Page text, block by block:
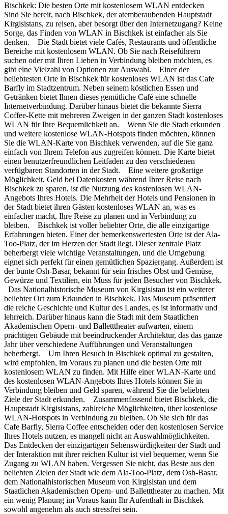
Bischkek: Die besten Orte mit kostenlosem WLAN entdecken
Sind Sie bereit, nach Bischkek, der atemberaubenden Hauptstadt
Kirgisistans, zu reisen, aber besorgt über den Internetzugang? Keine
Sorge, das Finden von WLAN in Bischkek ist einfacher als Sie
denken. Die Stadt bietet viele Cafés, Restaurants und öffentliche
Bereiche mit kostenlosem WLAN. Ob Sie nach Reiseführern
suchen oder mit Ihren Lieben in Verbindung bleiben möchten, es
gibt eine Vielzahl von Optionen zur Auswahl. Einer der
beliebtesten Orte in Bischkek für kostenloses WLAN ist das Cafe
Barfly im Stadtzentrum. Neben seinem köstlichen Essen und
Getränken bietet Ihnen dieses gemütliche Café eine schnelle
Internetverbindung. Darüber hinaus bietet die bekannte Sierra
Coffee-Kette mit mehreren Zweigen in der ganzen Stadt kostenloses
WLAN für Ihre Bequemlichkeit an. Wenn Sie die Stadt erkunden
und weitere kostenlose WLAN-Hotspots finden möchten, können
Sie die WLAN-Karte von Bischkek verwenden, auf die Sie ganz
einfach von Ihrem Telefon aus zugreifen können. Die Karte bietet
einen benutzerfreundlichen Leitfaden zu den verschiedenen
verfügbaren Standorten in der Stadt. Eine weitere großartige
Möglichkeit, Geld bei Datenkosten während Ihrer Reise nach
Bischkek zu sparen, ist die Nutzung des kostenlosen WLAN-
Angebots Ihres Hotels. Die Mehrheit der Hotels und Pensionen in
der Stadt bietet ihren Gästen kostenloses WLAN an, was es
einfacher macht, Ihre Reise zu planen und in Verbindung zu
bleiben. Bischkek ist voller beliebter Orte, die alle einzigartige
Erfahrungen bieten. Einer der bemerkenswertesten Orte ist der Ala-
Too-Platz, der im Herzen der Stadt liegt. Dieser zentrale Platz
beherbergt viele wichtige Veranstaltungen, und die Umgebung
eignet sich perfekt für einen gemütlichen Spaziergang. Außerdem ist
der bunte Osh-Basar, bekannt für sein frisches Obst und Gemüse,
Gewürze und Textilien, ein Muss für jeden Besucher von Bischkek.
Das Nationalhistorische Museum von Kirgisistan ist ein weiterer
beliebter Ort zum Erkunden in Bischkek. Das Museum präsentiert
die reiche Geschichte und Kultur des Landes, es ist informativ und
lehrreich. Darüber hinaus kann die Stadt mit dem Staatlichen
Akademischen Opern- und Balletttheater aufwarten, einem
prächtigen Gebäude mit beeindruckender Architektur, das das ganze
Jahr über verschiedene Aufführungen und Veranstaltungen
beherbergt. Um Ihren Besuch in Bischkek optimal zu gestalten,
wird empfohlen, im Voraus zu planen und die besten Orte mit
kostenlosem WLAN zu finden. Mit Hilfe einer WLAN-Karte und
des kostenlosen WLAN-Angebots Ihres Hotels können Sie in
Verbindung bleiben und Geld sparen, während Sie die beliebten
Ziele der Stadt erkunden. Zusammenfassend bietet Bischkek, die
Hauptstadt Kirgisistans, zahlreiche Möglichkeiten, über kostenlose
WLAN-Hotspots in Verbindung zu bleiben. Ob Sie sich für das
Cafe Barfly, Sierra Coffee entscheiden oder den kostenlosen Service
Ihres Hotels nutzen, es mangelt nicht an Auswahlmöglichkeiten.
Das Entdecken der einzigartigen Sehenswürdigkeiten der Stadt und
der Interaktion mit ihrer reichen Kultur ist viel bequemer, wenn Sie
Zugang zu WLAN haben. Vergessen Sie nicht, das Beste aus den
beliebten Zielen der Stadt wie dem Ala-Too-Platz, dem Osh-Basar,
dem Nationalhistorischen Museum von Kirgisistan und dem
Staatlichen Akademischen Opern- und Balletttheater zu machen. Mit
ein wenig Planung im Voraus kann Ihr Aufenthalt in Bischkek
sowohl angenehm als auch stressfrei sein.